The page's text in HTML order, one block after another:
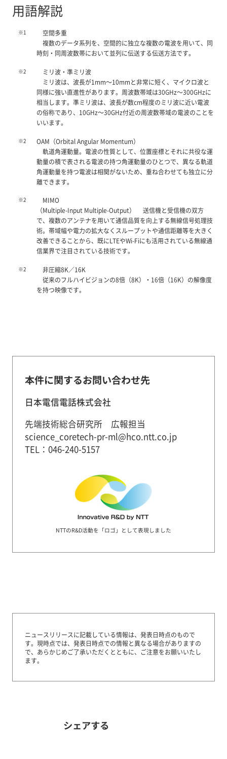
用語解説
※1
空間多重
複数のデータ系列を、空間的に独立な複数の電波を用いて、同
時刻・同周波数帯において並列に伝送する伝送方法です。
※2
ミリ波・準ミリ波
ミリ波は、波長が1mm～10mmと非常に短く、マイクロ波と
同様に強い直進性があります。周波数帯域は30GHz～300GHzに
相当します。準ミリ波は、波長が数cm程度のミリ波に近い電波
の俗称であり、10GHz～30GHz付近の周波数帯域の電波のことを
いいます。
※2
OAM（Orbital Angular Momentum）
軌道角運動量。電波の性質として、位置座標とそれに共役な運
動量の積で表される電波の持つ角運動量のひとつで、異なる軌道
角運動量を持つ電波は相関がないため、重ね合わせても独立に分
離できます。
※2
MIMO
（Multiple-Input Multiple-Output） 送信機と受信機の双方
で、複数のアンテナを用いて通信品質を向上する無線信号処理技
術。帯域幅や電力の拡大なくスループットや通信距離等を大きく
改善できることから、既にLTEやWi-Fiにも活用されている無線通
信業界で注目されている技術です。
※2
非圧縮8K／16K
従来のフルハイビジョンの8倍（8K）・16倍（16K）の解像度
を持つ映像です。
本件に関するお問い合わせ先
日本電信電話株式会社
先端技術総合研究所 広報担当
science_coretech-pr-ml@hco.ntt.co.jp
TEL：046-240-5157
NTTのR&D活動を「ロゴ」として表現しました
ニュースリリースに記載している情報は、発表日時点のもので
す。 現時点では、発表日時点での情報と異なる場合がありますの
で、あらかじめご了承いただくとともに、ご注意をお願いいたし
ます。
シェアする